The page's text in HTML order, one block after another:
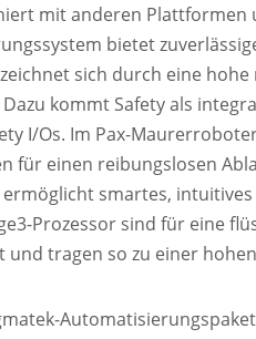
mit anderen
bietet
sich durch eine
kommt Safety als
I/Os. Im Pax-
für einen reibungslosen
ermöglicht smartes,
Prozessor sind für eine
tragen so zu einer